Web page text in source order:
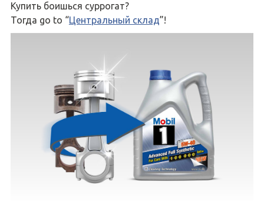
Купить боишься суррогат?
Тогда go to “Центральный склад”!